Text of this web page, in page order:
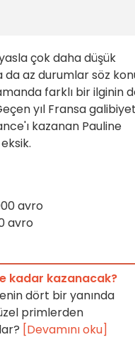
çok daha düşük
da az durumlar söz
farklı bir ilginin
yıl Fransa
kazanan Pauline
avro
avro
kadar kazanacak?
dört bir yanında
primlerden
[Devamını oku]